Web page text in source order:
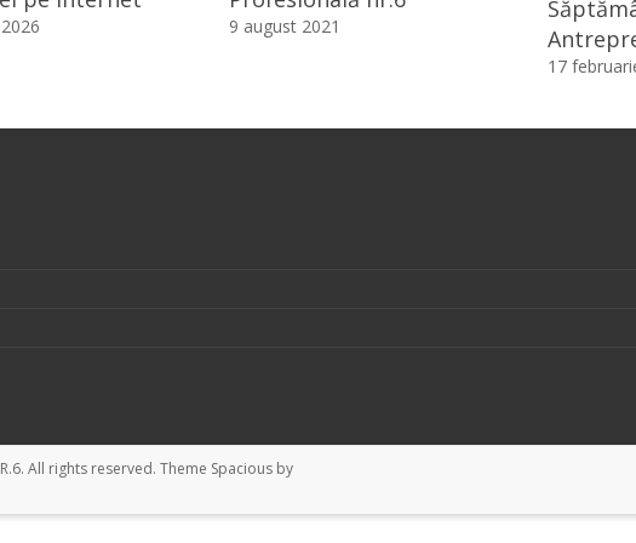
9 august 2021
17
. All rights reserved. Theme Spacious by